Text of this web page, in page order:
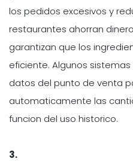
los pedidos excesivos y
restaurantes ahorran
garantizan que los
eficiente. Algunos
datos del punto de venta
automaticamente las
funcion del uso historico.
3.